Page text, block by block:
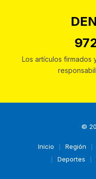
Los artículos firmados
©
Inicio Región
Deportes